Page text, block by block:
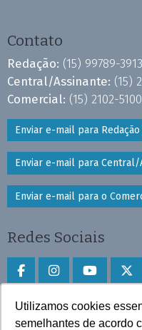
Utilizamos cookies
semelhantes de acordo
Contato
Redação: (15) 99789-3913
Central/Assinante: (15)
Comercial: (15) 2102-
Enviar e-mail para Redação
Enviar e-mail para Central/
Enviar e-mail para o
Redes Sociais
Faça download do